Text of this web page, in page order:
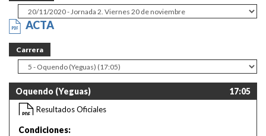
ACTA
Carrera
Oquendo (Yeguas) 17:05
Resultados Oficiales
Condiciones: